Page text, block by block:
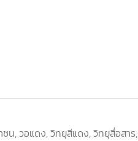
ชน, วอแดง,วิทยุสีแดง,วิทยุสื่อสาร,